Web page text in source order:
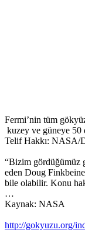
Fermi’nin tüm
kuzey ve güneye 50
Telif Hakkı: NASA/
“Bizim gördüğümüz
eden Doug
bile olabilir. Konu
…
Kaynak: NASA
http://gokyuzu.org/